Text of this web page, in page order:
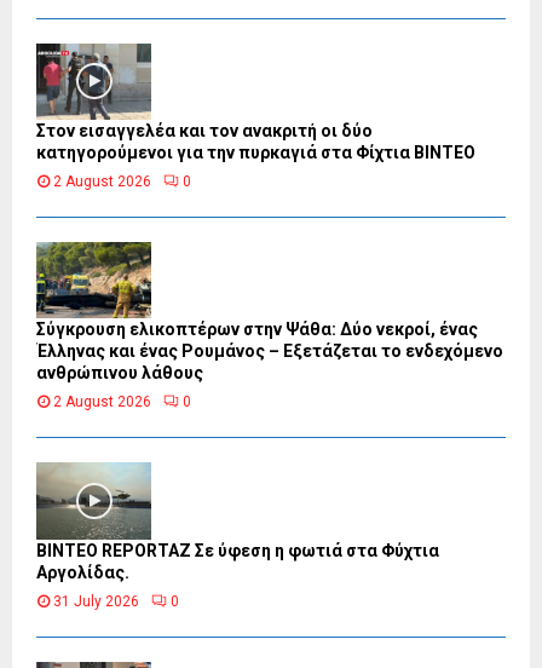
Στον εισαγγελέα και τον ανακριτή οι δύο
κατηγορούμενοι για την πυρκαγιά στα Φίχτια ΒΙΝΤΕΟ
2 August 2026 0
Σύγκρουση ελικοπτέρων στην Ψάθα: Δύο νεκροί, ένας
Έλληνας και ένας Ρουμάνος – Εξετάζεται το ενδεχόμενο
ανθρώπινου λάθους
2 August 2026 0
BINTEO REPORTAZ Σε ύφεση η φωτιά στα Φύχτια
Αργολίδας.
31 July 2026 0